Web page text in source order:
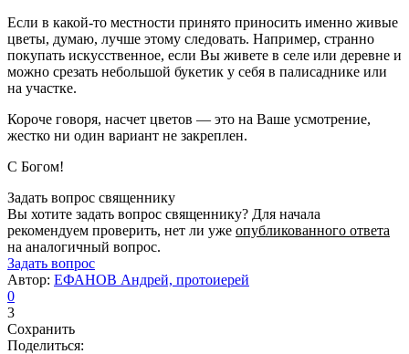
Если в какой-то местности принято приносить именно живые
цветы, думаю, лучше этому следовать. Например, странно
покупать искусственное, если Вы живете в селе или деревне и
можно срезать небольшой букетик у себя в палисаднике или
на участке.
Короче говоря, насчет цветов — это на Ваше усмотрение,
жестко ни один вариант не закреплен.
С Богом!
Задать вопрос священнику
Вы хотите задать вопрос священнику? Для начала
рекомендуем проверить, нет ли уже опубликованного ответа
на аналогичный вопрос.
Задать вопрос
Автор: ЕФАНОВ Андрей, протоиерей
0
3
Сохранить
Поделиться: